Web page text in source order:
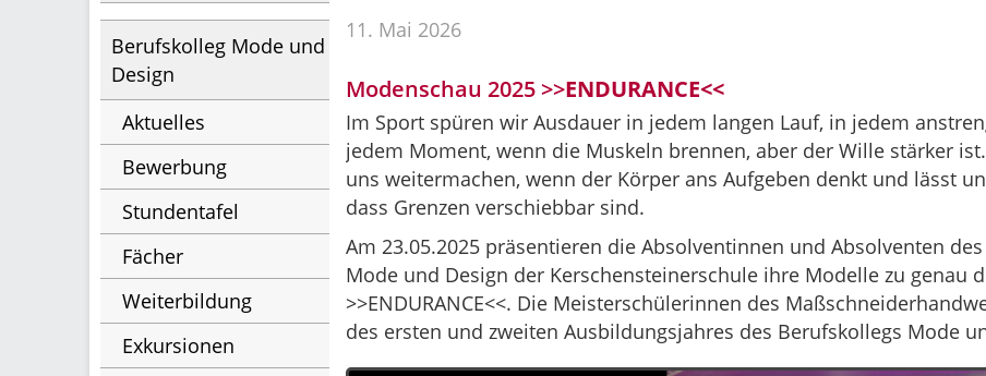
11. Mai 2026
Modenschau 2025 >>ENDURANCE<<
Im Sport spüren wir Ausdauer in jedem langen Lauf, in jedem
jedem Moment, wenn die Muskeln brennen, aber der Wille stärker
uns weitermachen, wenn der Körper ans Aufgeben denkt und lässt
dass Grenzen verschiebbar sind.
Am 23.05.2025 präsentieren die Absolventinnen und Absolventen
Mode und Design der Kerschensteinerschule ihre Modelle zu genau
>>ENDURANCE<<. Die Meisterschülerinnen des
des ersten und zweiten Ausbildungsjahres des Berufskollegs Mode
Berufskolleg Mode und
Design
Aktuelles
Bewerbung
Stundentafel
Fächer
Weiterbildung
Exkursionen